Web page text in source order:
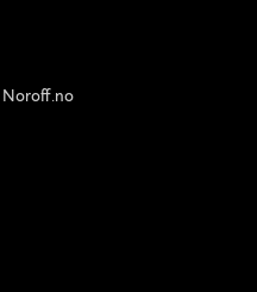
Noroff.no